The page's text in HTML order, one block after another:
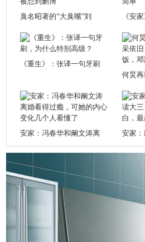
臭名昭著的“大臭嘴”刘 《安
《重生》：张译一句牙刷
何炅
安家：冯春华和阚文涛离 安家